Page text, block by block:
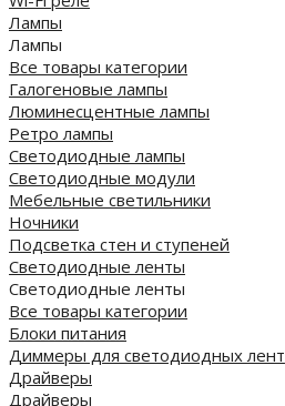
Лампы
Лампы
Все товары категории
Галогеновые лампы
Люминесцентные лампы
Ретро лампы
Светодиодные лампы
Светодиодные модули
Мебельные светильники
Ночники
Подсветка стен и ступеней
Светодиодные ленты
Светодиодные ленты
Все товары категории
Блоки питания
Диммеры для светодиодных лент
Драйверы
Драйверы